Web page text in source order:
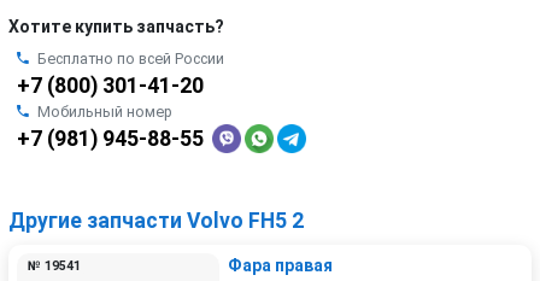
Хотите купить запчасть?
Бесплатно по всей России
+7 (800) 301-41-20
Мобильный номер
+7 (981) 945-88-55
Другие запчасти Volvo FH5 2
№ 19541
Фара правая